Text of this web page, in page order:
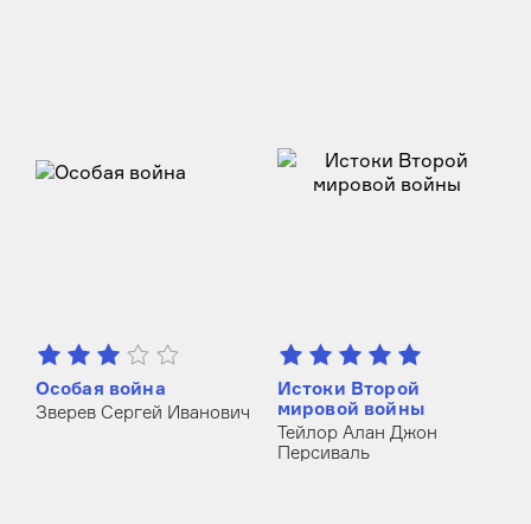
Зверев Сергей Иванович
Особая война
Тейлор Алан Джон
Персиваль
Истоки Второй
мировой войны